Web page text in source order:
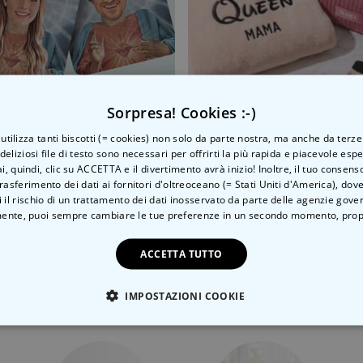
Auto Personalizzato con Aureola e Faccia Set
Set regalo pochette,
39,99 €
Categoria correlata
Scopri l'altra categoria di cose insolite
Sorpresa! Cookies :-)
tanti biscotti (= cookies) non solo da parte nostra, ma anche da
file di testo sono necessari per offrirti la più rapida e piacevole
quindi, clic su ACCETTA e il divertimento avrà inizio! Inoltre, il tuo
dei dati ai fornitori d'oltreoceano (= Stati Uniti d'America),
il rischio di un trattamento dei dati inosservato da parte delle agenzie
puoi sempre cambiare le tue preferenze in un secondo momento,
ACCETTA TUTTO
IMPOSTAZIONI COOKIE
NECESSARIO PRESTAZIONI MARKETING